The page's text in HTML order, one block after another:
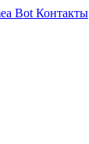
Bot Контакты